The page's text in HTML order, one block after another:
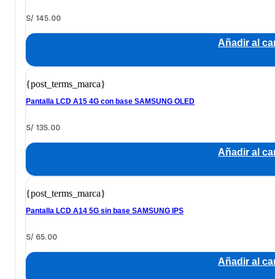
S/ 145.00
Añadir al
{post_terms_marca}
Pantalla LCD A15 4G con base SAMSUNG OLED
S/ 135.00
Añadir al
{post_terms_marca}
Pantalla LCD A14 5G sin base SAMSUNG IPS
S/ 65.00
Añadir al